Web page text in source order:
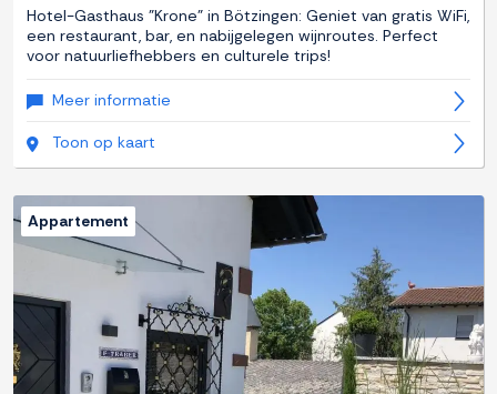
Hotel-Gasthaus "Krone" in Bötzingen: Geniet van gratis WiFi,
een restaurant, bar, en nabijgelegen wijnroutes. Perfect
voor natuurliefhebbers en culturele trips!
Meer informatie
Toon op kaart
Appartement